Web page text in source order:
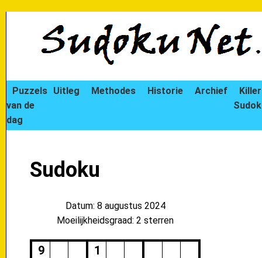
Puzzels
van de
dag
Uitleg Methodes Historie Archief
Killer
Sudoku
Datum: 8 augustus 2024
Moeilijkheidsgraad: 2 sterren
9
1